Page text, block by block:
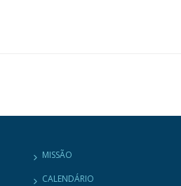
MISSÃO
CALENDÁRIO